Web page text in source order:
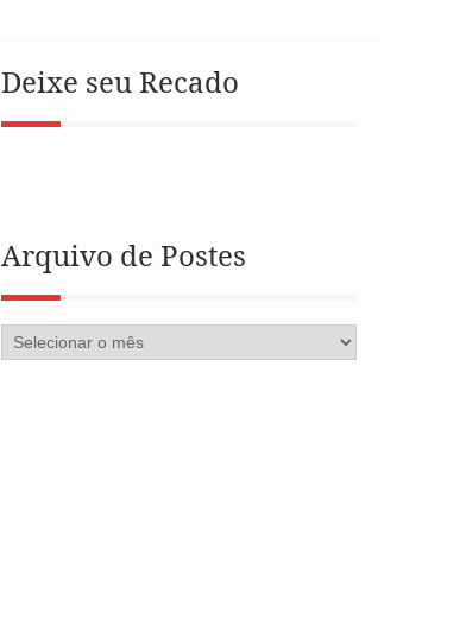
Deixe seu Recado
Arquivo de Postes
Arquivo